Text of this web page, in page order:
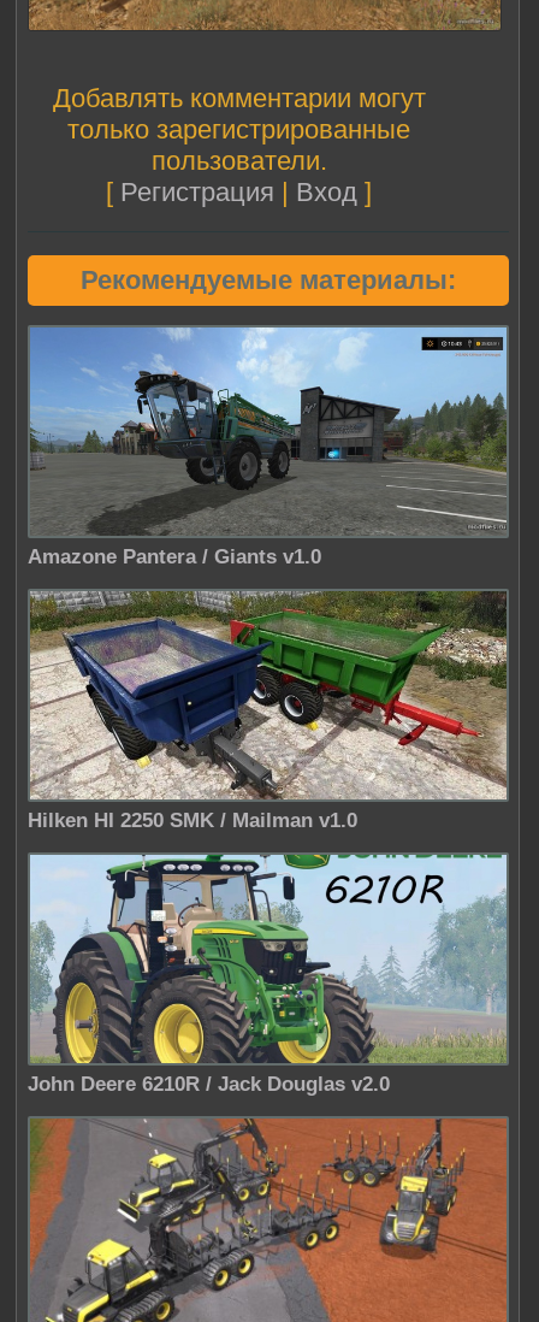
Добавлять комментарии могут
только зарегистрированные
пользователи.
[ Регистрация | Вход ]
Рекомендуемые материалы:
Amazone Pantera / Giants v1.0
Hilken HI 2250 SMK / Mailman v1.0
John Deere 6210R / Jack Douglas v2.0